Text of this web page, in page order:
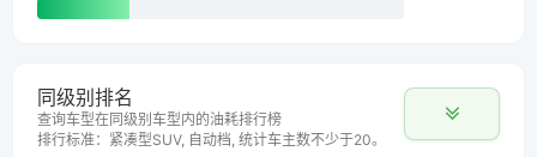
同级别排名
查询车型在同级别车型内的油耗排行榜
排行标准：紧凑型SUV, 自动档, 统计车主数不少于20。